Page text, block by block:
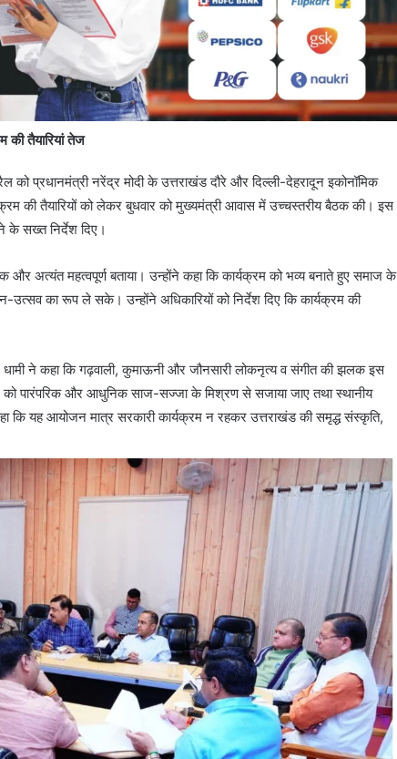
की तैयारियां तेज
को प्रधानमंत्री नरेंद्र मोदी के उत्तराखंड दौरे और दिल्ली-देहरादून इकोनॉमिक
की तैयारियों को लेकर बुधवार को मुख्यमंत्री आवास में उच्चस्तरीय बैठक की। इस
के सख्त निर्देश दिए।
और अत्यंत महत्वपूर्ण बताया। उन्होंने कहा कि कार्यक्रम को भव्य बनाते हुए समाज के
उत्सव का रूप ले सके। उन्होंने अधिकारियों को निर्देश दिए कि कार्यक्रम की
ने कहा कि गढ़वाली, कुमाऊनी और जौनसारी लोकनृत्य व संगीत की झलक इस
पारंपरिक और आधुनिक साज-सज्जा के मिश्रण से सजाया जाए तथा स्थानीय
कि यह आयोजन मात्र सरकारी कार्यक्रम न रहकर उत्तराखंड की समृद्ध संस्कृति,